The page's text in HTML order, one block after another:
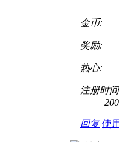
金币:
奖励:
热心:
注册时
回复 使